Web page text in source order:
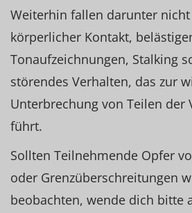
Weiterhin fallen darunter
körperlicher Kontakt,
Tonaufzeichnungen, Stalking
störendes Verhalten, das zur
Unterbrechung von Teilen der
führt.
Sollten Teilnehmende Opfer
oder Grenzüberschreitungen
beobachten, wende dich bitte